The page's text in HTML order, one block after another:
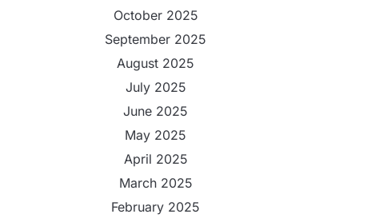
October 2025
September 2025
August 2025
July 2025
June 2025
May 2025
April 2025
March 2025
February 2025